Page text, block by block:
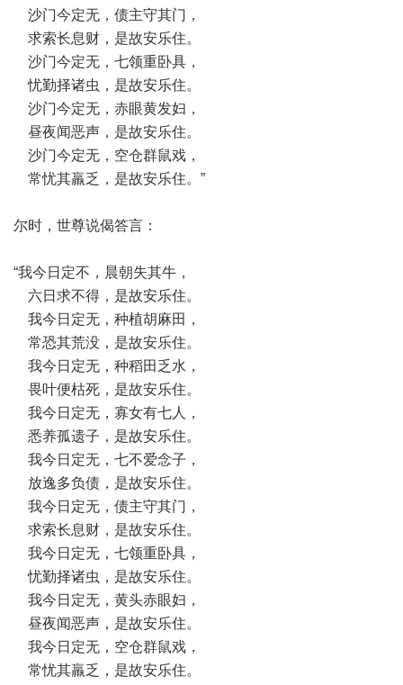
沙门今定无，债主守其门，
求索长息财，是故安乐住。
沙门今定无，七领重卧具，
忧勤择诸虫，是故安乐住。
沙门今定无，赤眼黄发妇，
昼夜闻恶声，是故安乐住。
沙门今定无，空仓群鼠戏，
常忧其羸乏，是故安乐住。”
尔时，世尊说偈答言：
“我今日定不，晨朝失其牛，
六日求不得，是故安乐住。
我今日定无，种植胡麻田，
常恐其荒没，是故安乐住。
我今日定无，种稻田乏水，
畏叶便枯死，是故安乐住。
我今日定无，寡女有七人，
悉养孤遗子，是故安乐住。
我今日定无，七不爱念子，
放逸多负债，是故安乐住。
我今日定无，债主守其门，
求索长息财，是故安乐住。
我今日定无，七领重卧具，
忧勤择诸虫，是故安乐住。
我今日定无，黄头赤眼妇，
昼夜闻恶声，是故安乐住。
我今日定无，空仓群鼠戏，
常忧其羸乏，是故安乐住。